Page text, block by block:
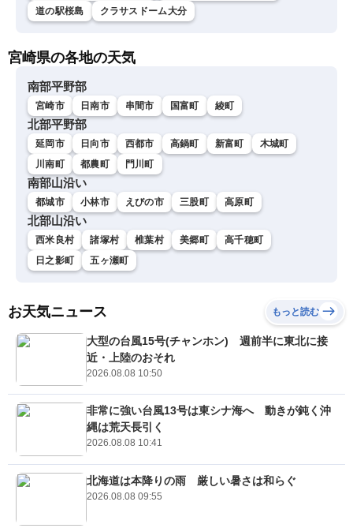
道の駅桜島 クラサスドーム大分
宮崎県の各地の天気
南部平野部
宮崎市 日南市 串間市 国富町 綾町
北部平野部
延岡市 日向市 西都市 高鍋町 新富町
木城町
川南町
都農町 門川町
南部山沿い
都城市 小林市 えびの市 三股町 高原町
北部山沿い
西米良村 諸塚村 椎葉村 美郷町
高千穂町
日之影町
五ヶ瀬町
お天気ニュース もっと読む
大型の台風15号(チャンホン) 週前半に東北に接
近・上陸のおそれ
2026.08.08 10:50
非常に強い台風13号は東シナ海へ 動きが鈍く沖
縄は荒天長引く
2026.08.08 10:41
北海道は本降りの雨 厳しい暑さは和らぐ
2026.08.08 09:55